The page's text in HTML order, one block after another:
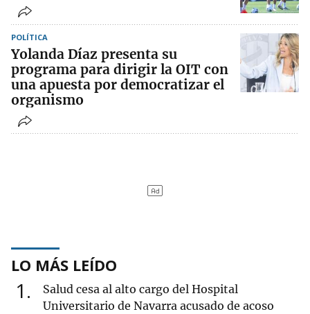
POLÍTICA
Yolanda Díaz presenta su
programa para dirigir la OIT con
una apuesta por democratizar el
organismo
LO MÁS LEÍDO
1
Salud cesa al alto cargo del Hospital
Universitario de Navarra acusado de acoso